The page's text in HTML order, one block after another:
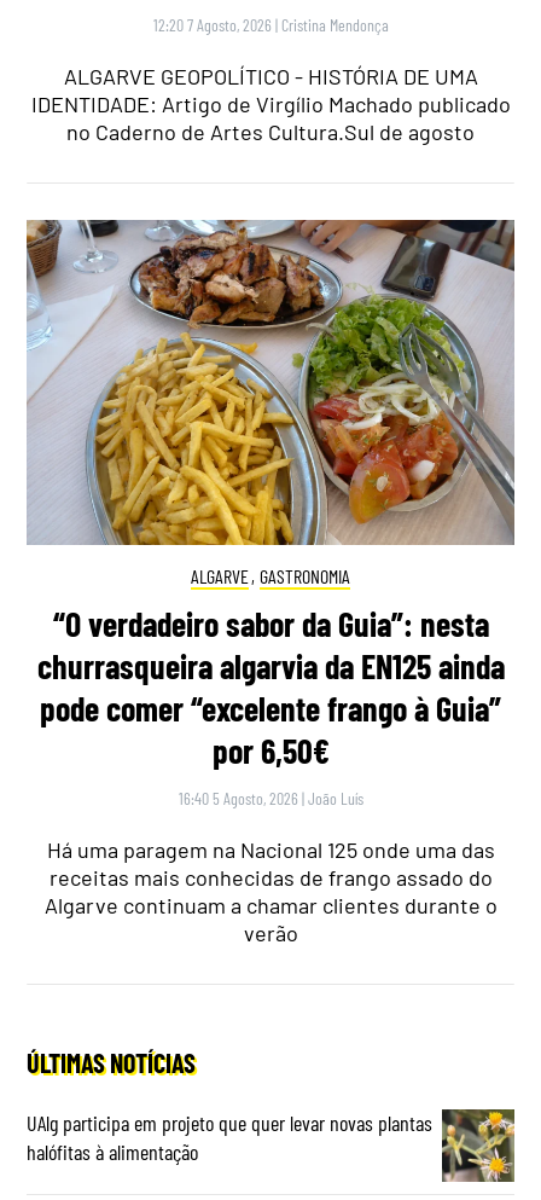
12:20 7 Agosto, 2026 | Cristina Mendonça
ALGARVE GEOPOLÍTICO - HISTÓRIA DE UMA
IDENTIDADE: Artigo de Virgílio Machado publicado
no Caderno de Artes Cultura.Sul de agosto
ALGARVE, GASTRONOMIA
“O verdadeiro sabor da Guia”: nesta
churrasqueira algarvia da EN125 ainda
pode comer “excelente frango à Guia”
por 6,50€
16:40 5 Agosto, 2026 |João Luís
Há uma paragem na Nacional 125 onde uma das
receitas mais conhecidas de frango assado do
Algarve continuam a chamar clientes durante o
verão
ÚLTIMAS NOTÍCIAS
UAlg participa em projeto que quer levar novas plantas
halófitas à alimentação